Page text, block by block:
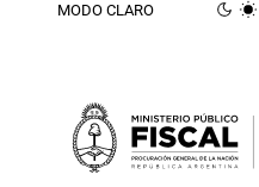
MODO CLARO